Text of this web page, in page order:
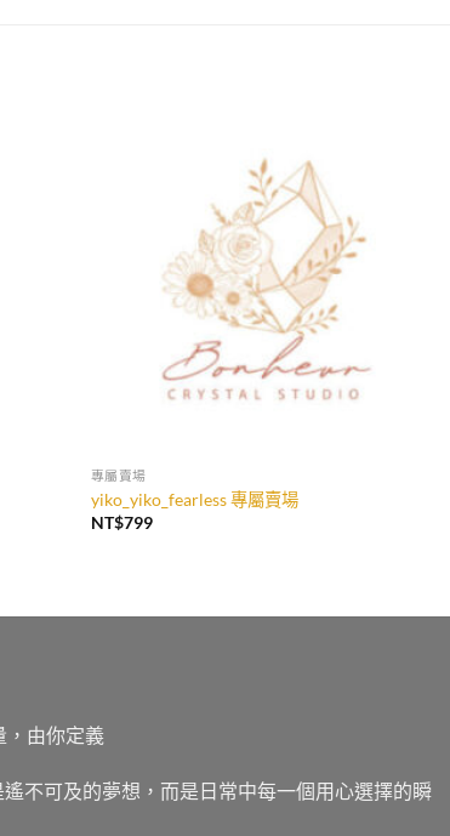
專屬賣場
yiko_yiko_fearless 專屬賣場
NT$799
，由你定義
不可及的夢想，而是日常中每一個用心選擇的瞬